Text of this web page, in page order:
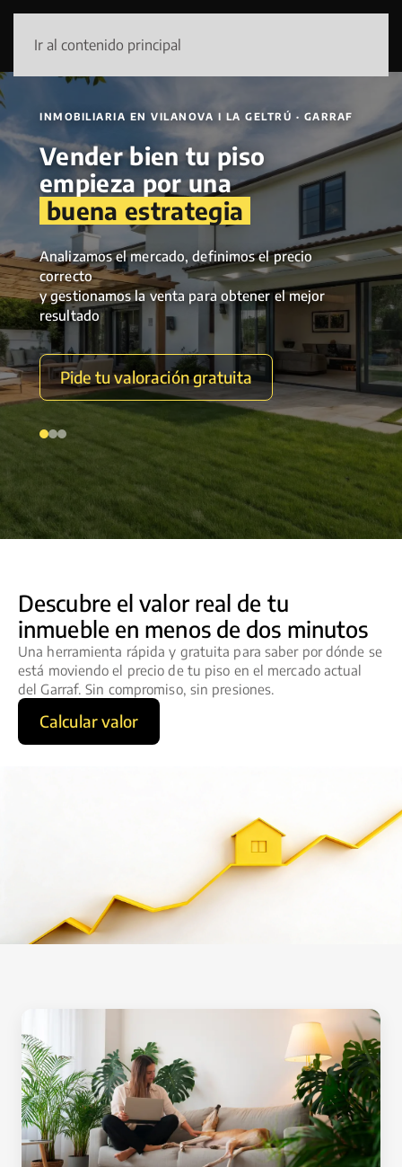
Ir al contenido principal
INMOBILIARIA EN VILANOVA I LA GELTRÚ · GARRAF
Vender bien tu piso
empieza por una
buena estrategia
Analizamos el mercado, definimos el precio
correcto
y gestionamos la venta para obtener el mejor
resultado
Pide tu valoración gratuita
Descubre el valor real de tu
inmueble en menos de dos minutos
Una herramienta rápida y gratuita para saber por dónde se
está moviendo el precio de tu piso en el mercado actual
del Garraf. Sin compromiso, sin presiones.
Calcular valor